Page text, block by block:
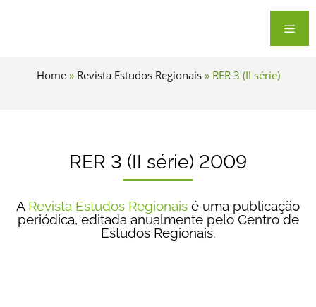
Home» Revista Estudos Regionais» RER 3 (II série)
RER 3 (II série) 2009
A Revista Estudos Regionais é uma publicação
periódica, editada anualmente pelo Centro de
Estudos Regionais.